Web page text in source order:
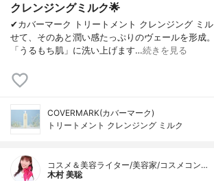
クレンジングミルク🌟
✔︎カバーマーク トリートメント クレンジング ミ
せて、そのあと潤い感たっぷりのヴェールを形成
「うるもち肌」に洗い上げます…続きを見る
COVERMARK(カバーマーク)
トリートメント クレンジング ミルク
コスメ＆美容ライター/美容家/コスメコン…
木村 美聡